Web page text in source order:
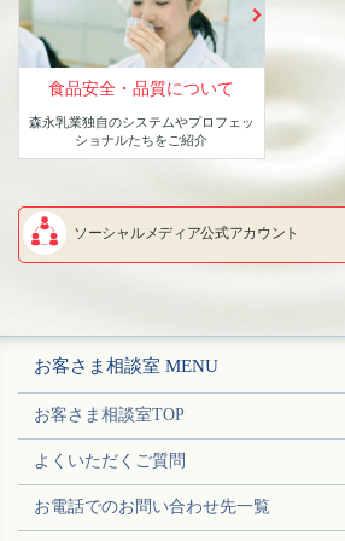
食品安全・品質について
森永乳業独自のシステムやプロフェッ
ショナルたちをご紹介
ソーシャルメディア公式アカウント
お客さま相談室 MENU
お客さま相談室TOP
よくいただくご質問
お電話でのお問い合わせ先一覧